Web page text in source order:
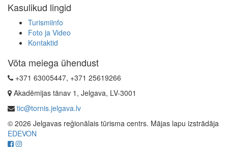
Kasulikud lingid
Turismiinfo
Foto ja Video
Kontaktid
Võta meiega ühendust
+371 63005447, +371 25619266
Akadēmijas tänav 1, Jelgava, LV-3001
tic@tornis.jelgava.lv
© 2026 Jelgavas reģionālais tūrisma centrs. Mājas lapu izstrādāja
EDEVON